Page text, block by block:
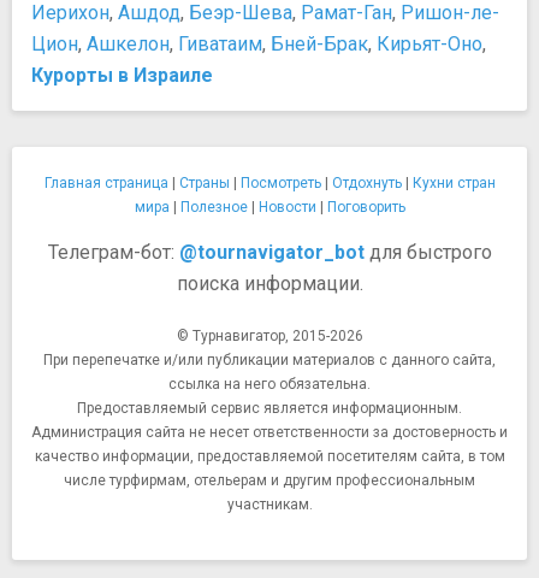
Иерихон, Ашдод, Беэр-Шева, Рамат-Ган, Ришон-ле-
Цион, Ашкелон, Гиватаим, Бней-Брак, Кирьят-Оно,
Курорты в Израиле
Главная страница Страны Посмотреть| Отдохнуть|
Кухни стран
мира
Полезное| Новости Поговорить
Телеграм-бот: @tournavigator_botдля быстрого
поиска информации.
© Турнавигатор, 2015-2026
При перепечатке и/или публикации материалов с данного сайта,
ссылка на него обязательна.
Предоставляемый сервис является информационным.
Администрация сайта не несет ответственности за достоверность и
качество информации, предоставляемой посетителям сайта, в том
числе турфирмам, отельерам и другим профессиональным
участникам.